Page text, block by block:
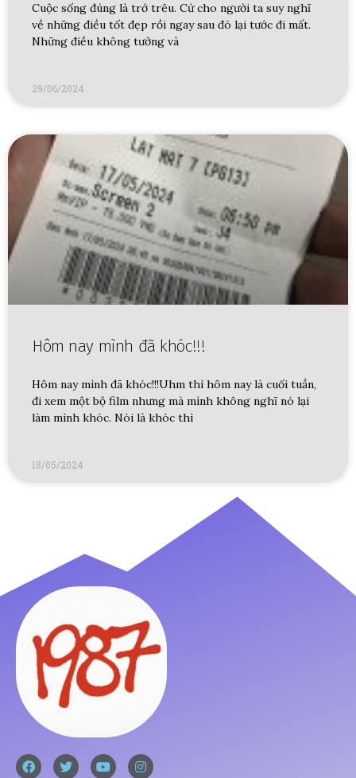
Cuộc sống đúng là trớ trêu. Cứ cho người ta suy nghĩ
về những điều tốt đẹp rồi ngay sau đó lại tước đi mất.
Những điều không tưởng và
29/06/2024
Hôm nay mình đã khóc!!!
Hôm nay mình đã khóc!!!Uhm thì hôm nay là cuối tuần,
đi xem một bộ film nhưng mà mình không nghĩ nó lại
làm mình khóc. Nói là khóc thì
18/05/2024